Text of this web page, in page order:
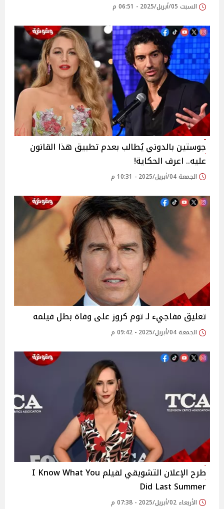
السبت 05/أبريل/2025 - 06:51 م
جوستين بالدوني يُطالب بعدم تطبيق هذا القانون
عليه.. اعرف الحكاية!
الجمعة 04/أبريل/2025 - 10:31 م
تعليق مفاجيء لـ توم كروز على وفاة بطل فيلمه
الجمعة 04/أبريل/2025 - 09:42 م
طرح الإعلان التشويقي لفيلم I Know What You
Did Last Summer
الأربعاء 02/أبريل/2025 - 07:38 م